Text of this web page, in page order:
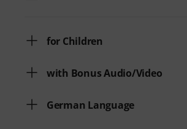
for Children
with Bonus Audio/Video
German Language